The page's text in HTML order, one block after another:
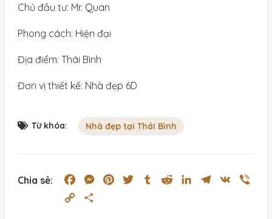
Chủ đầu tư: Mr. Quan
Phong cách: Hiện đại
Địa điểm: Thái Bình
Đơn vị thiết kế: Nhà đẹp 6D
Từ khóa: Nhà đẹp tại Thái Bình
Chia sẻ: FacebookMessenger
PinterestTwitterTumblrRedditLinkedInTelegram
VK
Copy